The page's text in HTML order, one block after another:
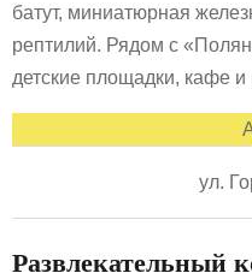
батут, миниатюрная
рептилий. Рядом с
детские площадки, кафе
ул.
Развлекательный